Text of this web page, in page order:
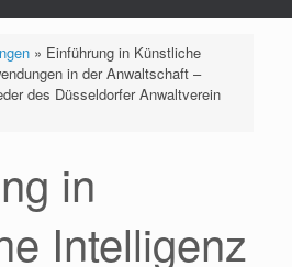
» Einführung in Künstliche
in der Anwaltschaft –
des Düsseldorfer Anwaltverein
in
Intelligenz